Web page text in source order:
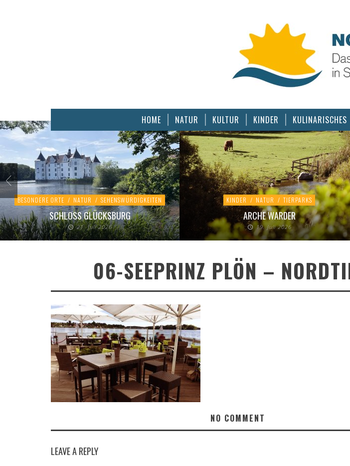
HOME NATUR KULTUR KINDER KULINARISCHES
BESONDERE ORTE / NATUR / SEHENSWÜRDIGKEITEN
SCHLOSS GLÜCKSBURG
21. Juli 2026
KINDER / NATUR / TIERPARKS
ARCHE WARDER
19. Juli 2026
06-SEEPRINZ PLÖN –
NO COMMENT
LEAVE A REPLY